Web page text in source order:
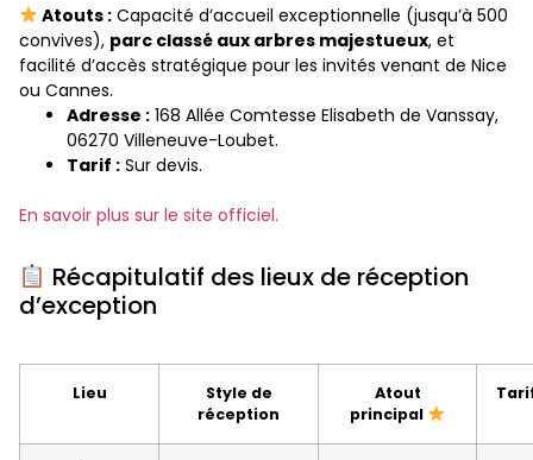
Atouts :Capacité d’accueil exceptionnelle (jusqu’à 500
convives), parc classé aux arbres majestueux, et
facilité d’accès stratégique pour les invités venant de Nice
ou Cannes.
Adresse : 168 Allée Comtesse Elisabeth de Vanssay,
06270 Villeneuve-Loubet.
Tarif : Sur devis.
En savoir plus sur le site officiel.
Récapitulatif des lieux de réception
d’exception
Lieu
Style de
réception
Atout
principal